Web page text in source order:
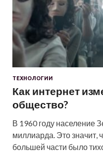
ТЕХНОЛОГИИ
Как интернет
общество?
В 1960 году население
миллиарда. Это значит,
большей части было